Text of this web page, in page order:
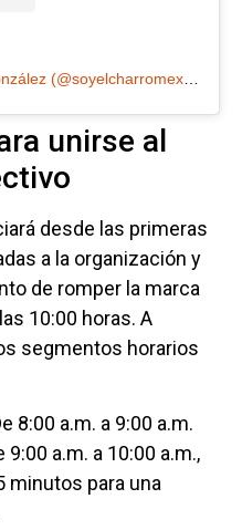
unirse al
desde las primeras
a la organización y
de romper la marca
10:00 horas. A
segmentos horarios
8:00 a.m. a 9:00 a.m.
9:00 a.m. a 10:00 a.m.,
minutos para una